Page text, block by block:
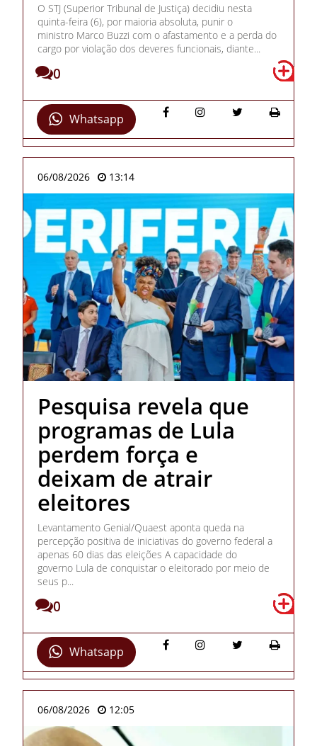
O STJ (Superior Tribunal de Justiça) decidiu nesta
quinta-feira (6), por maioria absoluta, punir o
ministro Marco Buzzi com o afastamento e a perda do
cargo por violação dos deveres funcionais, diante...
0
Whatsapp
06/08/2026 13:14
Pesquisa revela que
programas de Lula
perdem força e
deixam de atrair
eleitores
Levantamento Genial/Quaest aponta queda na
percepção positiva de iniciativas do governo federal a
apenas 60 dias das eleições A capacidade do
governo Lula de conquistar o eleitorado por meio de
seus p...
0
Whatsapp
06/08/2026 12:05